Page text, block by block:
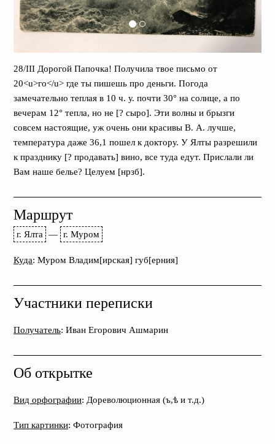
28/III Дорогой Папочка! Получила твое письмо от
20<u>го</u> где ты пишешь про деньги. Погода
замечательно теплая в 10 ч. у. почти 30° на солнце, а по
вечерам 12° тепла, но не [? сыро]. Эти волны и брызги
совсем настоящие, уж очень они красивы В. А. лучше,
температура даже 36,1 пошел к доктору. У Ялты разрешили
к празднику [? продавать] вино, все туда едут. Прислали ли
Вам наше белье? Целуем [нрзб].
Маршрут
г. Ялта — г. Муром
Куда: Муром Владим[ирская] губ[ерния]
Участники переписки
Получатель: Иван Егорович Ашмарин
Об открытке
Вид орфографии: Дореволюционная (ъ,ѣ и т.д.)
Тип картинки: Фотография